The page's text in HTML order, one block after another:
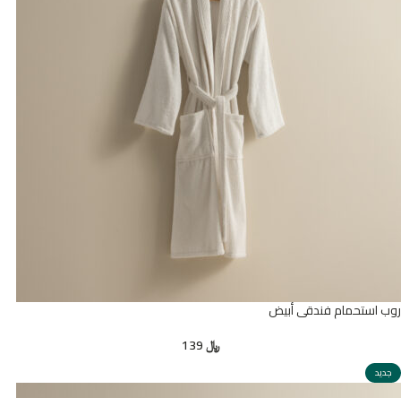
روب استحمام فندقي أبيض
﷼
جديد